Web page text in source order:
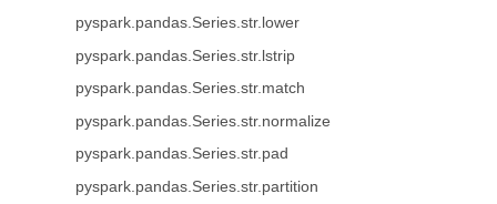
pyspark.pandas.Series.str.lower
pyspark.pandas.Series.str.lstrip
pyspark.pandas.Series.str.match
pyspark.pandas.Series.str.normalize
pyspark.pandas.Series.str.pad
pyspark.pandas.Series.str.partition